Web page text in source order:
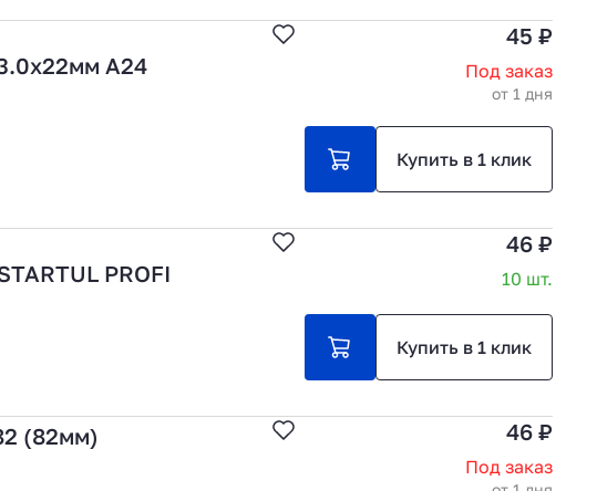
А24
45 ₽
Под заказ
от 1 дня
Купить в 1 клик
PROFI
46 ₽
10 шт.
Купить в 1 клик
(82мм) 46 ₽
Под заказ